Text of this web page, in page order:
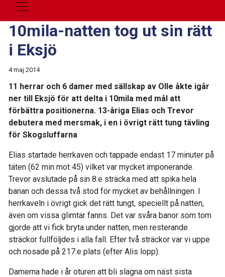
10mila-natten tog ut sin rätt
i Eksjö
4 maj 2014
11 herrar och 6 damer med sällskap av Olle åkte igår
ner till Eksjö för att delta i 10mila med mål att
förbättra positionerna. 13-åriga Elias och Trevor
debutera med mersmak, i en i övrigt rätt tung tävling
för Skogsluffarna
Elias startade herrkaven och tappade endast 17 minuter på
täten (62 min mot 45) vilket var mycket imponerande.
Trevor avslutade på sin 8:e sträcka med att spika hela
banan och dessa två stod för mycket av behållningen. I
herrkaveln i övrigt gick det rätt tungt, speciellt på natten,
även om vissa glimtar fanns. Det var svåra banor som tom
gjorde att vi fick bryta under natten, men resterande
sträckor fullföljdes i alla fall. Efter två sträckor var vi uppe
och nosade på 217:e plats (efter Alis lopp).
Damerna hade i år oturen att bli slagna om näst sista